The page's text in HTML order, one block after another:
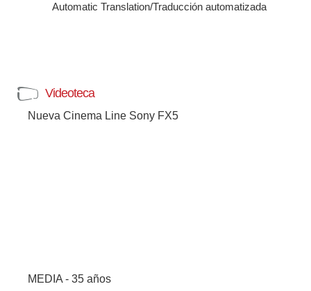
Automatic Translation/Traducción automatizada
Videoteca
Nueva Cinema Line Sony FX5
MEDIA - 35 años